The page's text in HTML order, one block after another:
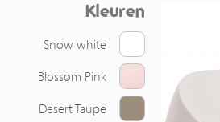
Kleuren
Snow white
Blossom Pink
Desert Taupe